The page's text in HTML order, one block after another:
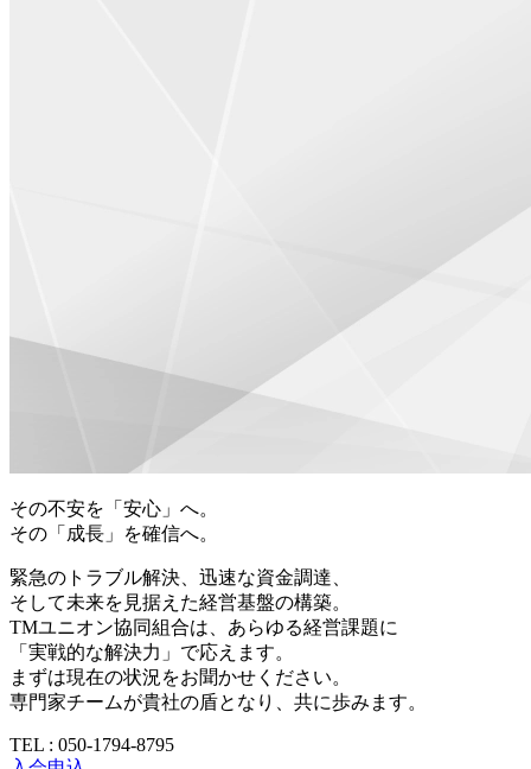
その不安を「安心」へ。
その「成長」を確信へ。
緊急のトラブル解決、迅速な資金調達、
そして未来を見据えた経営基盤の構築。
TMユニオン協同組合は、あらゆる経営課題に
「実戦的な解決力」で応えます。
まずは現在の状況をお聞かせください。
専門家チームが貴社の盾となり、共に歩みます。
TEL : 050-1794-8795